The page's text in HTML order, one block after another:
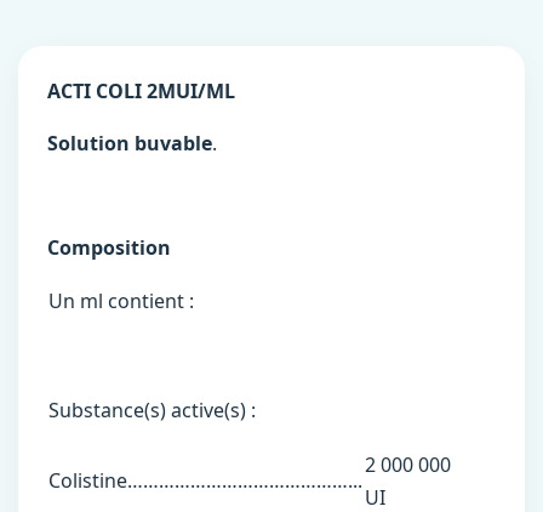
ACTI COLI 2MUI/ML
Solution buvable.
Composition
Un ml contient :
Substance(s) active(s) :
Colistine……………………………………...
2 000 000
UI